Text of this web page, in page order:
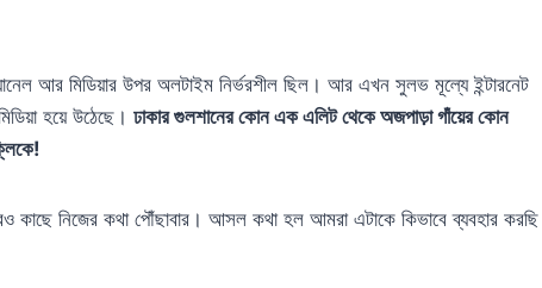
আর মিডিয়ার উপর অলটাইম নির্ভরশীল ছিল। আর এখন সুলভ মূল্যে ইন্টারনেট
হয়ে উঠেছে। ঢাকার গুলশানের কোন এক এলিট থেকে অজপাড়া গাঁয়ের কোন
নিজের কথা পৌঁছাবার। আসল কথা হল আমরা এটাকে কিভাবে ব্যবহার করছি